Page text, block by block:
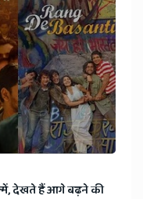
देखते हैं आगे बढ़ने की